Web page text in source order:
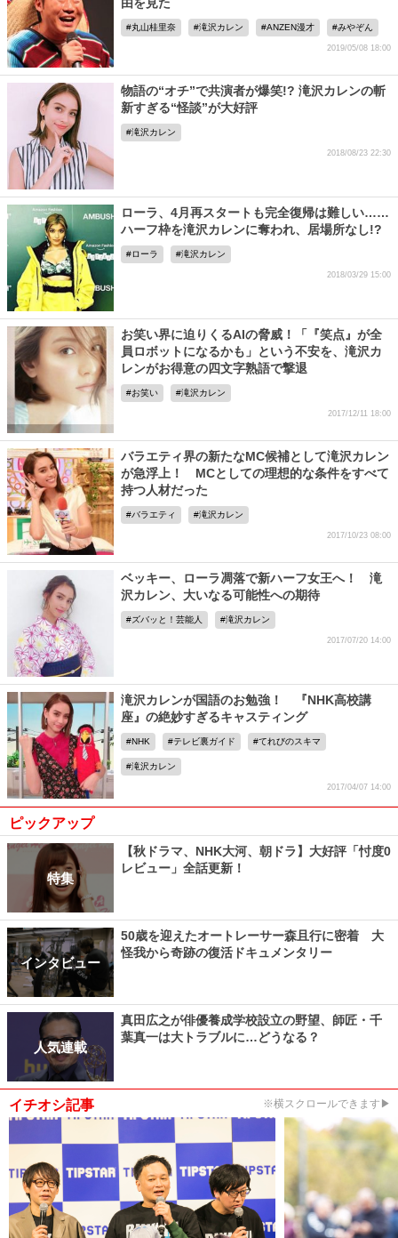
丸山桂里奈 滝沢カレン ANZEN漫才 みやぞん
2019/05/08 18:00
物語の“オチ”で共演者が爆笑!? 滝沢カレンの斬
新すぎる“怪談”が大好評
滝沢カレン
2018/08/23 22:30
ローラ、4月再スタートも完全復帰は難しい……
ハーフ枠を滝沢カレンに奪われ、居場所なし!?
ローラ 滝沢カレン
2018/03/29 15:00
お笑い界に迫りくるAIの脅威！「『笑点』が全
員ロボットになるかも」という不安を、滝沢カ
レンがお得意の四文字熟語で撃退
お笑い 滝沢カレン
2017/12/11 18:00
バラエティ界の新たなMC候補として滝沢カレン
が急浮上！ MCとしての理想的な条件をすべて
持つ人材だった
バラエティ 滝沢カレン
2017/10/23 08:00
ベッキー、ローラ凋落で新ハーフ女王へ！ 滝
沢カレン、大いなる可能性への期待
ズバッと！芸能人 滝沢カレン
2017/07/20 14:00
滝沢カレンが国語のお勉強！ 『NHK高校講
座』の絶妙すぎるキャスティング
NHK テレビ裏ガイド てれびのスキマ
滝沢カレン
2017/04/07 14:00
ピックアップ
特集
【秋ドラマ、NHK大河、朝ドラ】大好評「忖度0
レビュー」全話更新！
インタビュー
50歳を迎えたオートレーサー森且行に密着 大
怪我から奇跡の復活ドキュメンタリー
人気連載
真田広之が俳優養成学校設立の野望、師匠・千
葉真一は大トラブルに…どうなる？
イチオシ記事 ※横スクロールできます▶